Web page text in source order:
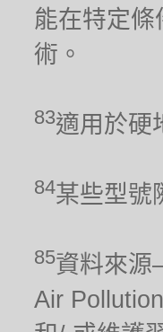
能在特定
術。
83適用於硬
84某些型號
85資料來源
Air